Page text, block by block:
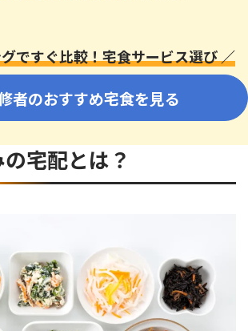
ですぐ比較！宅食サービス選び ／
者のおすすめ宅食を見る
宅配とは？